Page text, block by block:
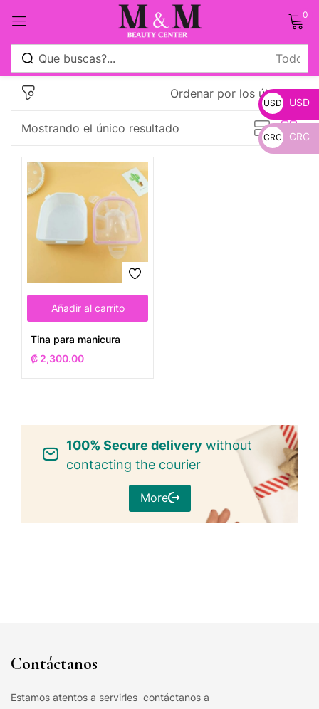
0
Mostrando el único resultado
Ordenar por los últimos
Añadir al carrito
Tina para manicura
₡ 2,300.00
100% Secure delivery without
contacting the courier
More
Contáctanos
Estamos atentos a servirles contáctanos a
USD
_
USD
CRC CRC
Sign in
Remember me
Crear una cuenta